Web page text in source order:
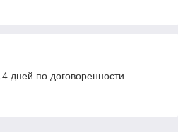
дней по договоренности